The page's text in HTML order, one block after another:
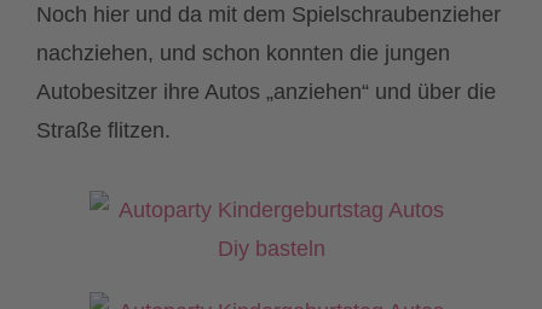
Noch hier und da mit dem Spielschraubenzieher
nachziehen, und schon konnten die jungen
Autobesitzer ihre Autos „anziehen“ und über die
Straße flitzen.